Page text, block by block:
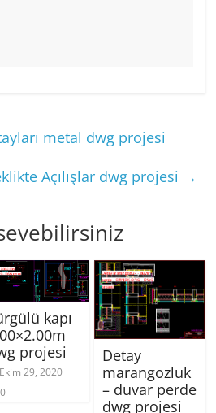
metal dwg projesi
Açılışlar dwg projesi →
kapı
projesi
Ekim 29, 2020
0
Detay
marangozluk
– duvar perde
dwg projesi